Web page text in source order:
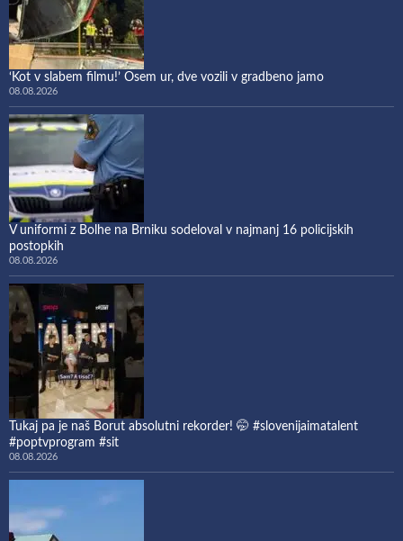
‘Kot v slabem filmu!’ Osem ur, dve vozili v gradbeno jamo
08.08.2026
V uniformi z Bolhe na Brniku sodeloval v najmanj 16 policijskih
postopkih
08.08.2026
Tukaj pa je naš Borut absolutni rekorder! 🤭 #slovenijaimatalent
#poptvprogram #sit
08.08.2026